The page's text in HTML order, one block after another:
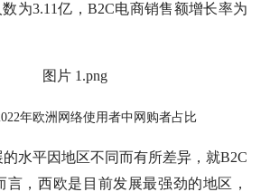
为3.11亿，B2C电商销售额增长率为
年欧洲网络使用者中网购者占比
平因地区不同而有所差异，就B2C
言，西欧是目前发展最强劲的地区，